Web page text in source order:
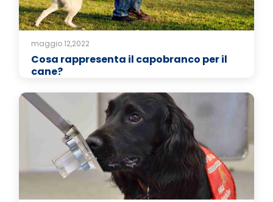
maggio 12,2022
Cosa rappresenta il capobranco per il
cane?